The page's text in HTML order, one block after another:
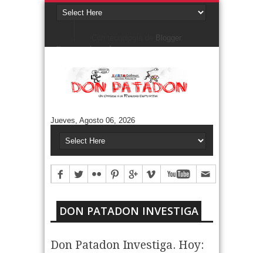
Blogger
Denunciar abuso
Cuentos/ Frases y más
CUENTOS DE FÚTBOL
NIEMBRO
Aguántanos en Twitter
Tweets by DonPatadon
Pages
Style5
Jueves, Agosto 06, 2026
DON PATADON INVESTIGA
Don Patadon Investiga. Hoy: